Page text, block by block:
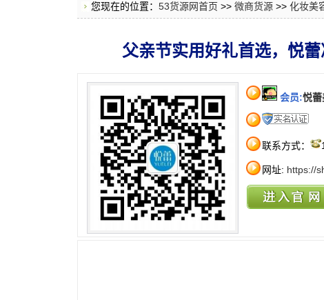
您现在的位置： 53货源网首页 >> 微商货源 >> 化妆美
父亲节实用好礼首选，悦
会员:悦蕾
联系方式：
网址: https://